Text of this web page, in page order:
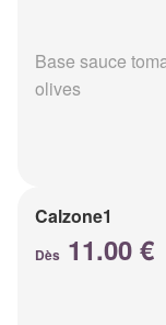
Base sauce
olives
Calzone1
Dès 11.00 €